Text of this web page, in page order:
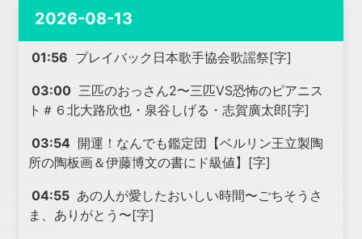
2026-08-13
01:56 プレイバック日本歌手協会歌謡祭[字]
03:00 三匹のおっさん2〜三匹VS恐怖のピアニス
ト＃６北大路欣也・泉谷しげる・志賀廣太郎[字]
03:54 開運！なんでも鑑定団【ベルリン王立製陶
所の陶板画＆伊藤博文の書にド級値】[字]
04:55 あの人が愛したおいしい時間〜ごちそうさ
ま、ありがとう〜[字]